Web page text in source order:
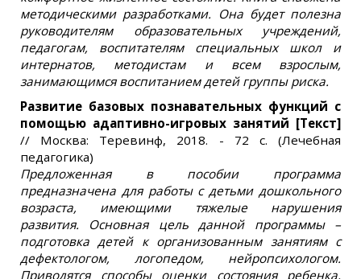
методическими разработками. Она будет полезна
руководителям образовательных учреждений,
педагогам, воспитателям специальных школ и
интернатов, методистам и всем взрослым,
занимающимся воспитанием детей группы риска.
Развитие базовых познавательных функций с
помощью адаптивно-игровых занятий [Текст]
// Москва: Теревинф, 2018. - 72 с. (Лечебная
педагогика)
Предложенная в пособии программа
предназначена для работы с детьми дошкольного
возраста, имеющими тяжелые нарушения
развития. Основная цель данной программы –
подготовка детей к организованным занятиям с
дефектологом, логопедом, нейропсихологом.
Приводятся способы оценки состояния ребенка,